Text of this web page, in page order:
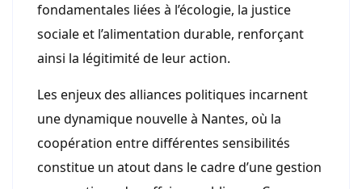
fondamentales liées à l’écologie, la justice
sociale et l’alimentation durable, renforçant
ainsi la légitimité de leur action.
Les enjeux des alliances politiques incarnent
une dynamique nouvelle à Nantes, où la
coopération entre différentes sensibilités
constitue un atout dans le cadre d’une gestion